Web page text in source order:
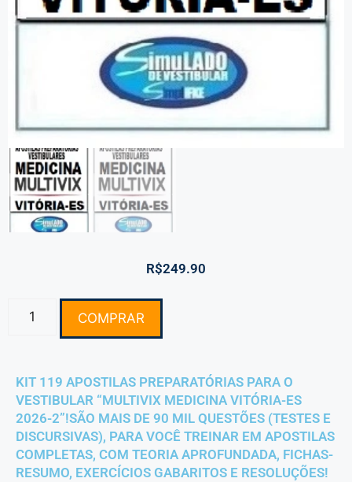
R$249.90
COMPRAR
KIT 119 APOSTILAS PREPARATÓRIAS PARA O
VESTIBULAR “MULTIVIX MEDICINA VITÓRIA-ES
2026-2”!SÃO MAIS DE 90 MIL QUESTÕES (TESTES E
DISCURSIVAS), PARA VOCÊ TREINAR EM APOSTILAS
COMPLETAS, COM TEORIA APROFUNDADA, FICHAS-
RESUMO, EXERCÍCIOS GABARITOS E RESOLUÇÕES!